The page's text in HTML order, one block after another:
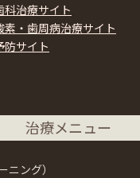
治療サイト
・歯周病治療サイト
防サイト
治療メニュー
ング）